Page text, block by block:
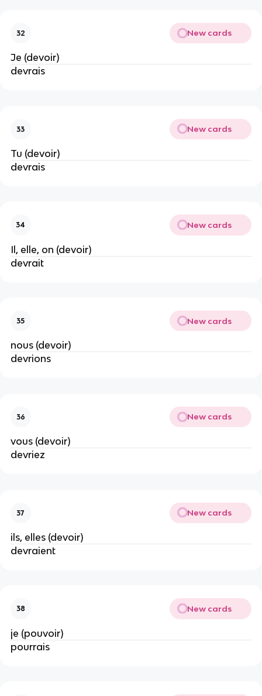
32 New cards
Je (devoir)
devrais
33 New cards
Tu (devoir)
devrais
34 New cards
Il, elle, on (devoir)
devrait
35 New cards
nous (devoir)
devrions
36 New cards
vous (devoir)
devriez
37 New cards
ils, elles (devoir)
devraient
38 New cards
je (pouvoir)
pourrais